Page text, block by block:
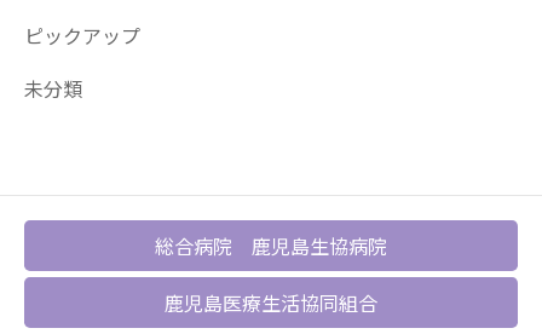
ピックアップ
未分類
総合病院 鹿児島生協病院
鹿児島医療生活協同組合